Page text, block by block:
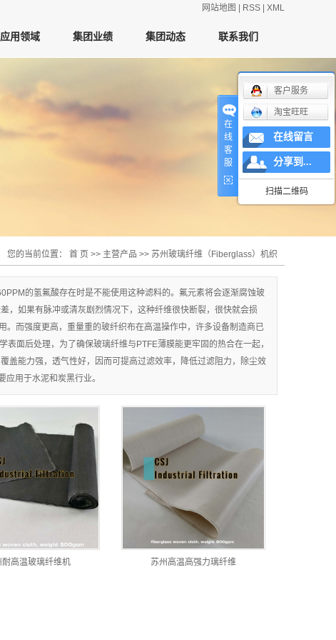
网站地图 RSS XML
应用领域 集团业绩 集团动态 联系我们
您的当前位置： 首 页 >> 主营产品 >> 苏州玻璃纤维（Fiberglass）机织
布
的氢氟酸存在时是不能使用这种滤料的。氟元素将会逐渐腐蚀玻
，如果有脉冲或清灰剧烈情况下，这种纤维很快断裂，很快就会损
而强度更高，重量重的玻纤织布在高温操作中，许多设备制造商已
面后处理，为了确保玻璃纤维与PTFE薄膜能更牢固的热合在一起，
盖能力强，透气性好，因而可提高过滤效率，降低过滤阻力，除尘效
用于水泥和炭黑行业。
耐高温玻璃纤维机 苏州高温高强力璃纤维
在
线
客
服
客户服务
淘宝旺旺
在线留言
分享到...
扫描二维码